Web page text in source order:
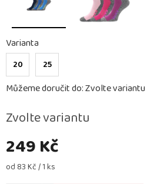
249 Kč
Měrná
od 83 Kč / 1 ks
Zvolte variantu
Varianta
20 25
Můžeme doručit do:Zvolte variantu